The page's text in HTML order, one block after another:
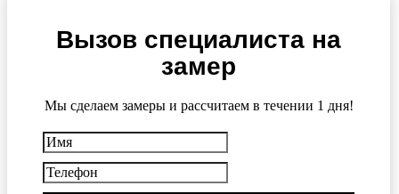
Вызов специалиста на
замер
Мы сделаем замеры и рассчитаем в течении 1 дня!